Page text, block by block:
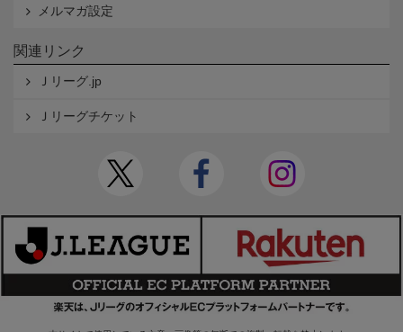
メルマガ設定
関連リンク
Ｊリーグ.jp
Ｊリーグチケット